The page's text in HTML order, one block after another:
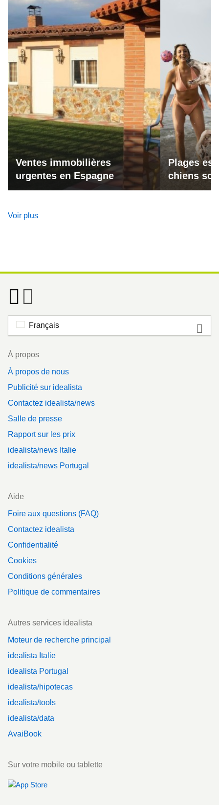
Ventes immobilières
urgentes en Espagne
Plages
chiens
Voir plus
Français
Footer
À propos
À propos de nous
Publicité sur idealista
Contactez idealista/news
Salle de presse
Rapport sur les prix
idealista/news Italie
idealista/news Portugal
Aide
Foire aux questions (FAQ)
Contactez idealista
Confidentialité
Cookies
Conditions générales
Politique de commentaires
Autres services idealista
Moteur de recherche principal
idealista Italie
idealista Portugal
idealista/hipotecas
idealista/tools
idealista/data
AvaiBook
Sur votre mobile ou tablette